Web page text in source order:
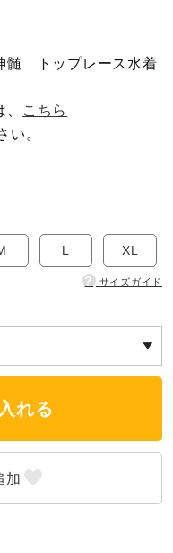
髄 トップレース水着
こちら
い。
L XL
? サイズガイド
れる